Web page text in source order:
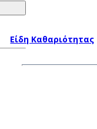
Είδη Καθαριότητας